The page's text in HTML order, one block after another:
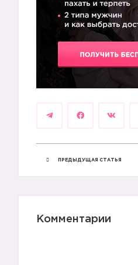
ПРЕДЫДУЩАЯ СТАТЬЯ
Комментарии